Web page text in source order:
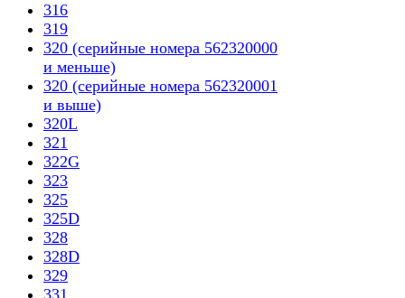
316
319
320 (серийные номера 562320000
и меньше)
320 (серийные номера 562320001
и выше)
320L
321
322G
323
325
325D
328
328D
329
331